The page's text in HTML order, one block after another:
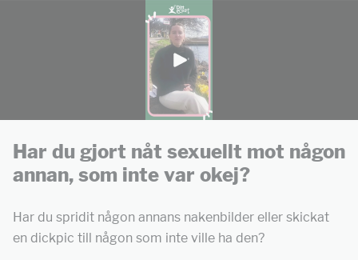
Har du gjort nåt sexuellt mot någon
annan, som inte var okej?
Har du spridit någon annans nakenbilder eller skickat
en dickpic till någon som inte ville ha den?